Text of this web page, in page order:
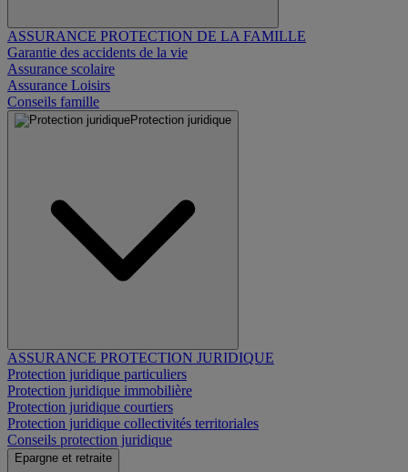
ASSURANCE PROTECTION DE LA FAMILLE
Garantie des accidents de la vie
Assurance scolaire
Assurance Loisirs
Conseils famille
Protection juridique
ASSURANCE PROTECTION JURIDIQUE
Protection juridique particuliers
Protection juridique immobilière
Protection juridique courtiers
Protection juridique collectivités territoriales
Conseils protection juridique
Epargne et retraite